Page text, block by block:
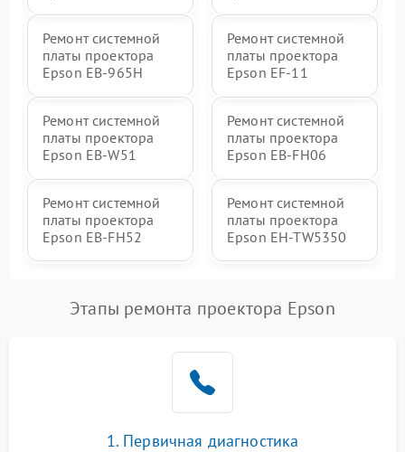
Ремонт системной
платы проектора
Epson EB-965H
Ремонт системной
платы проектора
Epson EF-11
Ремонт системной
платы проектора
Epson EB-W51
Ремонт системной
платы проектора
Epson EB-FH06
Ремонт системной
платы проектора
Epson EB-FH52
Ремонт системной
платы проектора
Epson EH-TW5350
Этапы ремонта проектора Epson
1. Первичная диагностика